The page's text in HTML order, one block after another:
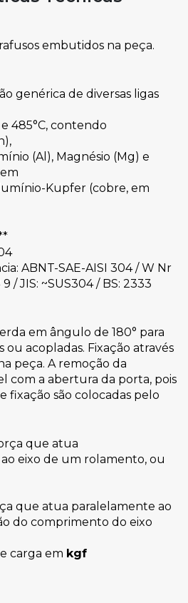
embutidos na peça.
genérica de diversas ligas
485°C, contendo
(Al), Magnésio (Mg) e
Kupfer (cobre, em
ABNT-SAE-AISI 304 / W Nr
9 / JIS: ~SUS304 / BS: 2333
em ângulo de 180° para
acopladas. Fixação através
peça. A remoção da
com a abertura da porta, pois
fixação são colocadas pelo
que atua
eixo de um rolamento, ou
que atua paralelamente ao
do comprimento do eixo
carga em kgf